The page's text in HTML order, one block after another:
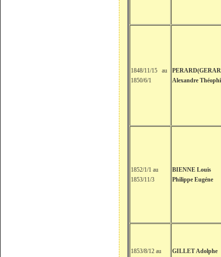
1848/11/15 au
1850/6/1
Alexandre
1852/1/1 au
1853/11/3
BIENNE Louis
Philippe Eugéne
1853/8/12 au
GILLET Adolphe